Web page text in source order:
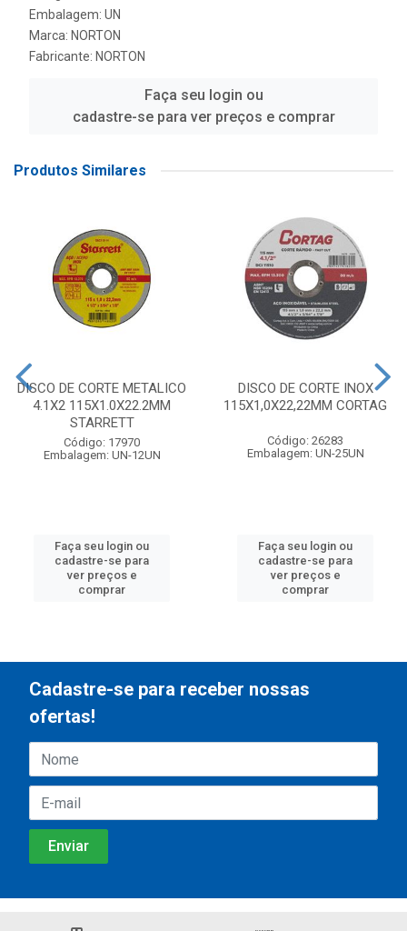
Embalagem: UN
Marca: NORTON
Fabricante: NORTON
Faça seu login ou
cadastre-se para ver preços e comprar
Produtos Similares
DISCO DE CORTE METALICO
4.1X2 115X1.0X22.2MM
STARRETT
Código: 17970
Embalagem: UN-12UN
Faça seu login ou
cadastre-se para
ver preços e
comprar
DISCO DE CORTE INOX
115X1,0X22,22MM CORTAG
Código: 26283
Embalagem: UN-25UN
Faça seu login ou
cadastre-se para
ver preços e
comprar
Cadastre-se para receber nossas
ofertas!